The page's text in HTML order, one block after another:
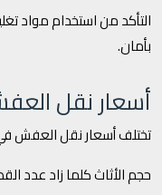
التأكد من استخدام مواد
بأمان.
أسعار نقل
تختلف أسعار نقل العفش
حجم الأثاث كلما زاد عدد